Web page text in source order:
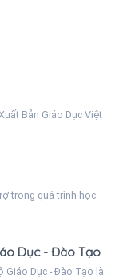
Bản Giáo Dục Việt
trong quá trình học
Dục - Đào Tạo
Giáo Dục - Đào Tạo là